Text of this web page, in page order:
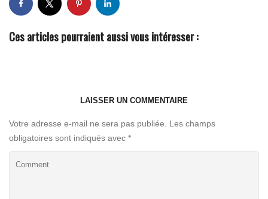
Ces articles pourraient aussi vous intéresser :
LAISSER UN COMMENTAIRE
Votre adresse e-mail ne sera pas publiée.
Les champs
obligatoires sont indiqués avec *